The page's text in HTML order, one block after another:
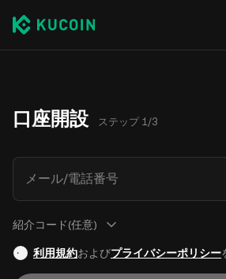
口座開設 ステップ 1/3
メール/電話番号
紹介コード(任意)
利用規約およびプライバシーポリシー